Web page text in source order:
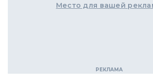
Место для вашей